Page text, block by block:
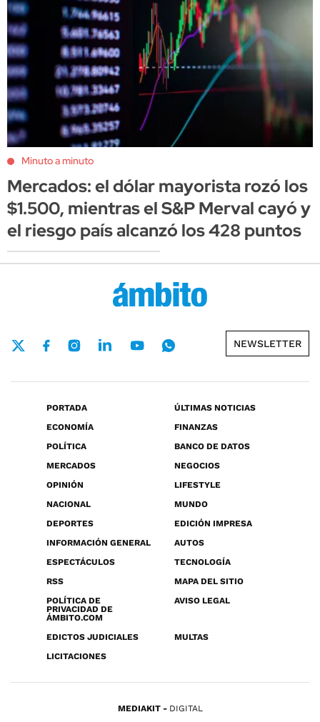
Minuto a minuto
Mercados: el dólar mayorista rozó los
$1.500, mientras el S&P Merval cayó y
el riesgo país alcanzó los 428 puntos
NEWSLETTER
PORTADA
ÚLTIMAS NOTICIAS
ECONOMÍA
FINANZAS
POLÍTICA
BANCO DE DATOS
MERCADOS
NEGOCIOS
OPINIÓN
LIFESTYLE
NACIONAL
MUNDO
DEPORTES
EDICIÓN IMPRESA
INFORMACIÓN GENERAL
AUTOS
ESPECTÁCULOS
TECNOLOGÍA
RSS
MAPA DEL SITIO
POLÍTICA DE
PRIVACIDAD DE
ÁMBITO.COM
AVISO LEGAL
EDICTOS JUDICIALES
MULTAS
LICITACIONES
MEDIAKIT DIGITAL